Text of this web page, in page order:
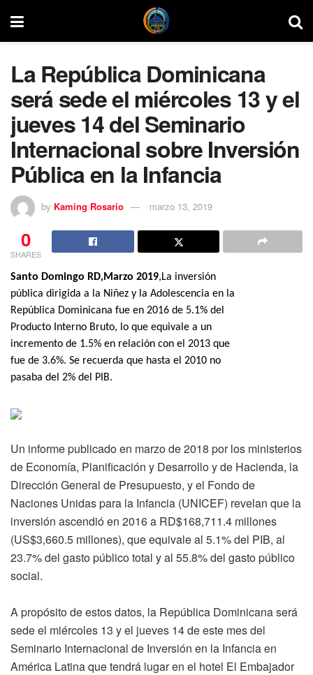
La República Dominicana
será sede el miércoles 13 y el
jueves 14 del Seminario
Internacional sobre Inversión
Pública en la Infancia
by Kaming Rosario marzo 13, 2019
0
SHARES
Santo Domingo RD,Marzo 2019,La inversión
pública dirigida a la Niñez y la Adolescencia en la
República Dominicana fue en 2016 de 5.1% del
Producto Interno Bruto, lo que equivale a un
incremento de 1.5% en relación con el 2013 que
fue de 3.6%. Se recuerda que hasta el 2010 no
pasaba del 2% del PIB.
Un informe publicado en marzo de 2018 por los ministerios
de Economía, Planificación y Desarrollo y de Hacienda, la
Dirección General de Presupuesto, y el Fondo de
Naciones Unidas para la Infancia (UNICEF) revelan que la
inversión ascendió en 2016 a RD$168,711.4 millones
(US$3,660.5 millones), que equivale al 5.1% del PIB, al
23.7% del gasto público total y al 55.8% del gasto público
social.
A propósito de estos datos, la República Dominicana será
sede el miércoles 13 y el jueves 14 de este mes del
Seminario Internacional de Inversión en la Infancia en
América Latina que tendrá lugar en el hotel El Embajador